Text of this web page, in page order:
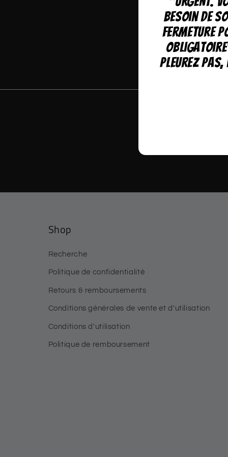
Suivez nos
Shop
Recherche
Politique de confidentialité
Retours & remboursements
Conditions générales de vente et d'utilisation
Conditions d'utilisation
Politique de remboursement
besoin de
Fermeture
obligatoire'
pleurez